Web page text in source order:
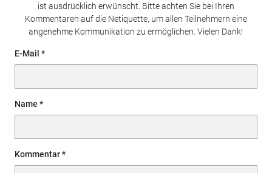
ist ausdrücklich erwünscht. Bitte achten Sie bei Ihren
Kommentaren auf die Netiquette, um allen Teilnehmern eine
angenehme Kommunikation zu ermöglichen. Vielen Dank!
E-Mail
Name
Kommentar